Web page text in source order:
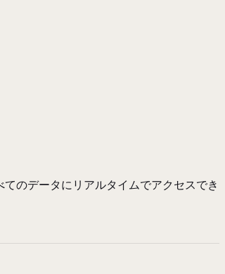
のデータにリアルタイムでアクセスでき